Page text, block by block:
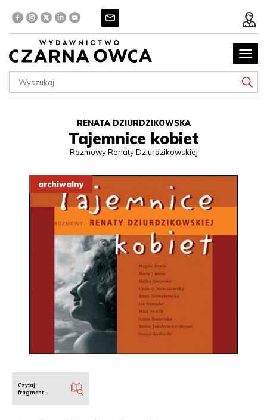
menu
RENATA DZIURDZIKOWSKA
Tajemnice kobiet
Rozmowy Renaty Dziurdzikowskiej
Czytaj
fragment